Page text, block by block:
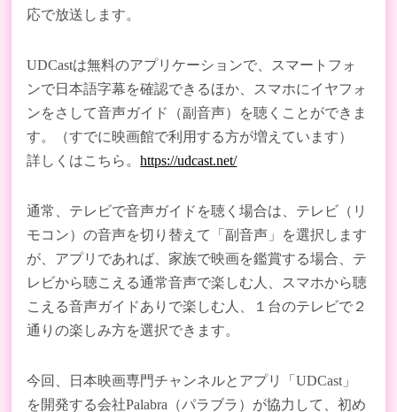
応で放送します。
UDCastは無料のアプリケーションで、スマートフォ
ンで日本語字幕を確認できるほか、スマホにイヤフォ
ンをさして音声ガイド（副音声）を聴くことができま
す。（すでに映画館で利用する方が増えています）
詳しくはこちら。https://udcast.net/
通常、テレビで音声ガイドを聴く場合は、テレビ（リ
モコン）の音声を切り替えて「副音声」を選択します
が、アプリであれば、家族で映画を鑑賞する場合、テ
レビから聴こえる通常音声で楽しむ人、スマホから聴
こえる音声ガイドありで楽しむ人、１台のテレビで２
通りの楽しみ方を選択できます。
今回、日本映画専門チャンネルとアプリ「UDCast」
を開発する会社Palabra（パラブラ）が協力して、初め